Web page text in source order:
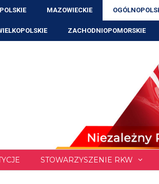
MAZOWIECKIE
ZACHODNIOPOMORSKIE
STOWARZYSZENIE RKW